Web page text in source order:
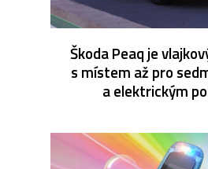
Škoda Peaq je
s místem až pro
a elektrickým